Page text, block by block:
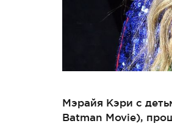
Мэрайя Кэри с
Batman Movie),